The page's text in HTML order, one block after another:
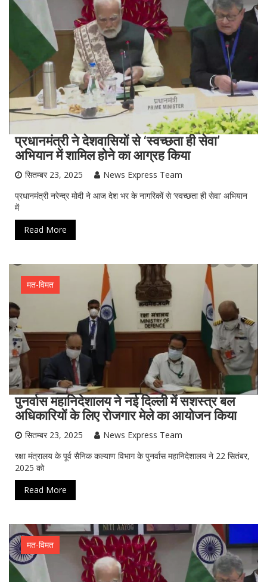
प्रधानमंत्री ने देशवासियों से ‘स्वच्छता ही सेवा’
अभियान में शामिल होने का आग्रह किया
सितम्बर 23, 2025
News Express Team
प्रधानमंत्री नरेन्द्र मोदी ने आज देश भर के नागरिकों से ‘स्वच्छता ही सेवा’ अभियान
में
Read More
मत-विमत
पुनर्वास महानिदेशालय ने नई दिल्ली में सशस्त्र बल
अधिकारियों के लिए रोजगार मेले का आयोजन किया
सितम्बर 23, 2025
News Express Team
रक्षा मंत्रालय के पूर्व सैनिक कल्याण विभाग के पुनर्वास महानिदेशालय ने 22 सितंबर,
2025 को
Read More
मत-विमत